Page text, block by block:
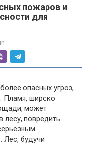
пожаров и
для
опасных угроз,
Пламя, широко
может
лесу, повредить
Лес, будучи